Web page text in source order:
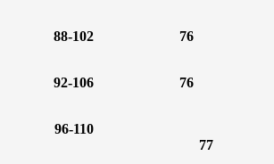
88-102 76
92-106 76
96-110
77